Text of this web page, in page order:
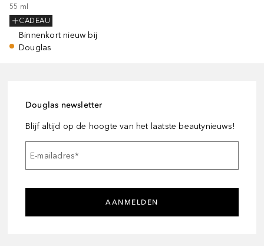
55 ml
CADEAU
Binnenkort nieuw bij
Douglas
Douglas newsletter
Blijf altijd op de hoogte van het laatste beautynieuws!
E-mailadres*
AANMELDEN